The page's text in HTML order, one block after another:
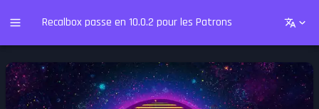
Recalbox passe en 10.0.2 pour les Patrons